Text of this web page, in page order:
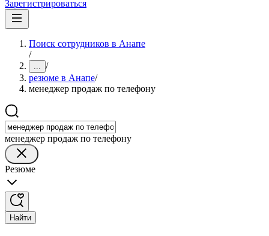
Зарегистрироваться
Поиск сотрудников в Анапе
/
... /
резюме в Анапе/
менеджер продаж по телефону
менеджер продаж по телефону
Резюме
Найти